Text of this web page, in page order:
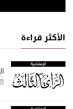
الأكثر قراءة